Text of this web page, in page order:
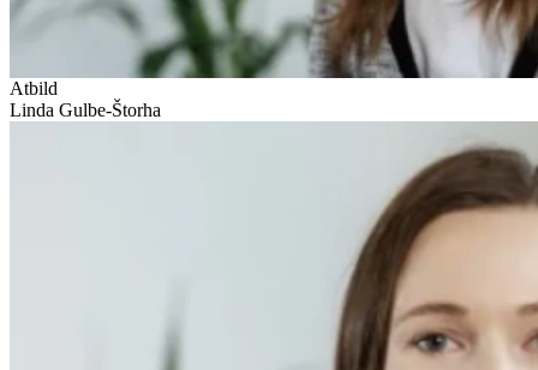
Atbild
Linda Gulbe-Štorha